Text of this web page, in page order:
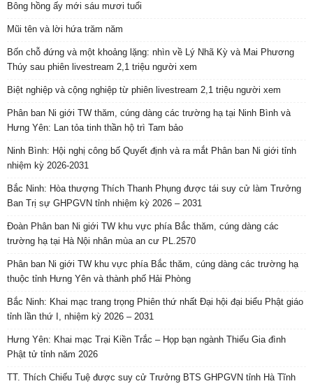
Bông hồng ấy mới sáu mươi tuổi
Mũi tên và lời hứa trăm năm
Bốn chỗ đứng và một khoảng lặng: nhìn về Lý Nhã Kỳ và Mai Phương
Thúy sau phiên livestream 2,1 triệu người xem
Biệt nghiệp và cộng nghiệp từ phiên livestream 2,1 triệu người xem
Phân ban Ni giới TW thăm, cúng dàng các trường hạ tại Ninh Bình và
Hưng Yên: Lan tỏa tinh thần hộ trì Tam bảo
Ninh Bình: Hội nghị công bố Quyết định và ra mắt Phân ban Ni giới tỉnh
nhiệm kỳ 2026-2031
Bắc Ninh: Hòa thượng Thích Thanh Phụng được tái suy cử làm Trưởng
Ban Trị sự GHPGVN tỉnh nhiệm kỳ 2026 – 2031
Đoàn Phân ban Ni giới TW khu vực phía Bắc thăm, cúng dàng các
trường hạ tại Hà Nội nhân mùa an cư PL.2570
Phân ban Ni giới TW khu vực phía Bắc thăm, cúng dàng các trường hạ
thuộc tỉnh Hưng Yên và thành phố Hải Phòng
Bắc Ninh: Khai mạc trang trọng Phiên thứ nhất Đại hội đại biểu Phật giáo
tỉnh lần thứ I, nhiệm kỳ 2026 – 2031
Hưng Yên: Khai mạc Trại Kiền Trắc – Họp bạn ngành Thiếu Gia đình
Phật tử tỉnh năm 2026
TT. Thích Chiếu Tuệ được suy cử Trưởng BTS GHPGVN tỉnh Hà Tĩnh